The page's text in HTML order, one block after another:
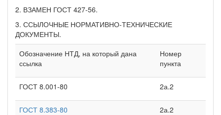
2. ВЗАМЕН ГОСТ 427-56.
3. ССЫЛОЧНЫЕ НОРМАТИВНО-ТЕХНИЧЕСКИЕ
ДОКУМЕНТЫ.
Обозначение НТД, на который дана
ссылка
Номер
пункта
ГОСТ 8.001-80 2а.2
ГОСТ 8.383-80 2а.2